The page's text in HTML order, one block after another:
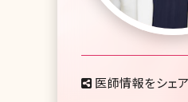
医師情報をシェア